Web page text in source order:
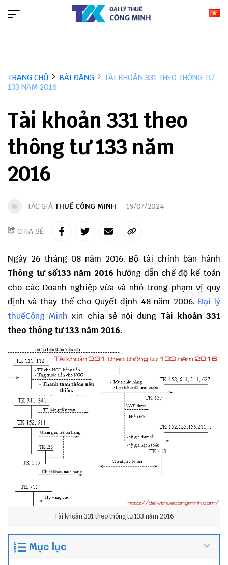
TRANG CHỦ BÀI ĐĂNG
TÀI KHOẢN 331 THEO THÔNG TƯ
133 NĂM 2016
Tài khoản 331 theo
thông tư 133 năm
2016
TÁC GIẢ THUẾ CÔNG MINH 19/07/2024
CHIA SẺ:
Ngày 26 tháng 08 năm 2016, Bộ tài chính bàn hành
Thông tư số133 năm 2016 hướng dẫn chế độ kế toán
cho các Doanh nghiệp vừa và nhỏ trong phạm vị quy
định và thay thế cho Quyết định 48 năm 2006.Đại lý
thuếCông Minh xin chia sẻ nội dung Tài khoản 331
theo thông tư 133 năm 2016.
Tài khoản 331 theo thông tư 133 năm 2016
Mục lục